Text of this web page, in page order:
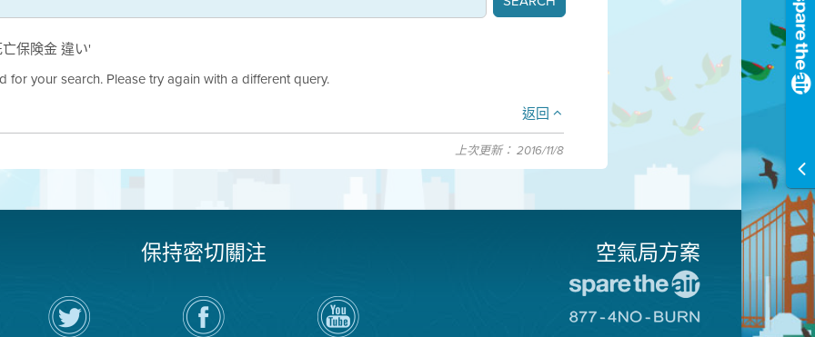
保険金 違い'
for your search. Please try again with a different query.
返回
上次更新： 2016/11/8
保持密切關注
在
Twitter
上
瀏
覽
空
空
氣
局
空氣局方案
往